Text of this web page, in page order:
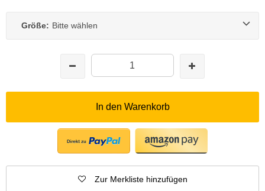
Größe: Bitte wählen
In den Warenkorb
Zur Merkliste hinzufügen